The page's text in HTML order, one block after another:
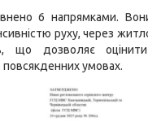
6 напрямками.
руху, через
що дозволяє оцінити
умовах.